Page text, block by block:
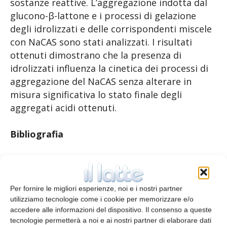
Per fornire le migliori esperienze, noi e i nostri partner
utilizziamo tecnologie come i cookie per memorizzare e/o
accedere alle informazioni del dispositivo. Il consenso a queste
tecnologie permetterà a noi e ai nostri partner di elaborare dati
sostanze reattive. L’aggregazione indotta dal
glucono-β-lattone e i processi di gelazione
degli idrolizzati e delle corrispondenti miscele
con NaCAS sono stati analizzati. I risultati
ottenuti dimostrano che la presenza di
idrolizzati influenza la cinetica dei processi di
aggregazione del NaCAS senza alterare in
misura significativa lo stato finale degli
aggregati acidi ottenuti.
Bibliografia
Univ. Federal de Rio Grande do Sul e IFIR
(Conicet-UNR), Rosario (p. 342-
352): International Journal of Dairy Technology
vol. 65 n. 3 (2012)